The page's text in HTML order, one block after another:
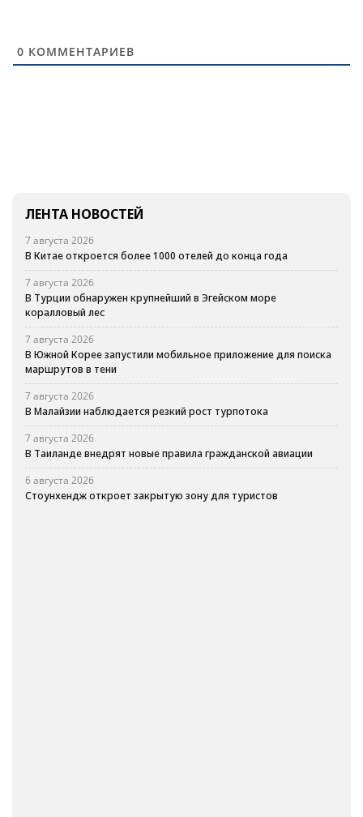
0 КОММЕНТАРИЕВ
ЛЕНТА НОВОСТЕЙ
7 августа 2026
В Китае откроется более 1000 отелей до конца года
7 августа 2026
В Турции обнаружен крупнейший в Эгейском море
коралловый лес
7 августа 2026
В Южной Корее запустили мобильное приложение для поиска
маршрутов в тени
7 августа 2026
В Малайзии наблюдается резкий рост турпотока
7 августа 2026
В Таиланде внедрят новые правила гражданской авиации
6 августа 2026
Стоунхендж откроет закрытую зону для туристов